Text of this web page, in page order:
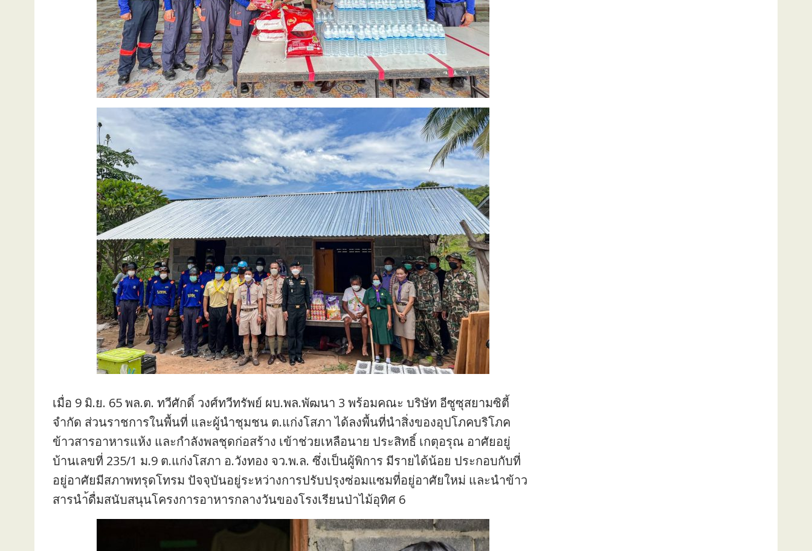
เมื่อ 9 มิ.ย. 65 พล.ต. ทวีศักดิ์ วงศ์ทวีทรัพย์ ผบ.พล.พัฒนา 3 พร้อมคณะ บริษัท อีซูซุสยามซิตี้
จำกัด ส่วนราชการในพื้นที่ และผู้นำชุมชน ต.แก่งโสภา ได้ลงพื้นที่นำสิ่งของอุปโภคบริโภค
ข้าวสารอาหารแห้ง และกำลังพลชุดก่อสร้าง เข้าช่วยเหลือนาย ประสิทธิ์ เกตุอรุณ อาศัยอยู่
บ้านเลขที่ 235/1 ม.9 ต.แก่งโสภา อ.วังทอง จว.พ.ล. ซึ่งเป็นผู้พิการ มีรายได้น้อย ประกอบกับที่
อยู่อาศัยมีสภาพทรุดโทรม ปัจจุบันอยู่ระหว่างการปรับปรุงซ่อมแซมที่อยู่อาศัยใหม่ และนำข้าว
สารนำ้ดื่มสนับสนุนโครงการอาหารกลางวันของโรงเรียนป่าไม้อุทิศ 6